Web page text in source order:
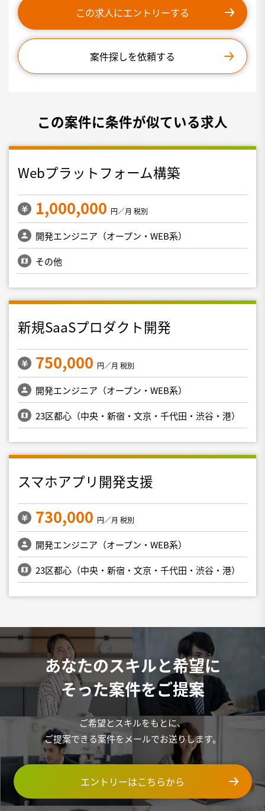
この求人にエントリーする
案件探しを依頼する
この案件に条件が似ている求人
Webプラットフォーム構築
1,000,000 円／月 税別
開発エンジニア（オープン・WEB系）
その他
新規SaaSプロダクト開発
750,000 円／月 税別
開発エンジニア（オープン・WEB系）
23区都心（中央・新宿・文京・千代田・渋谷・港）
スマホアプリ開発支援
730,000 円／月 税別
開発エンジニア（オープン・WEB系）
23区都心（中央・新宿・文京・千代田・渋谷・港）
あなたのスキルと希望に
そった案件をご提案
ご希望とスキルをもとに、
ご提案できる案件をメールでお送りします。
エントリーはこちらから